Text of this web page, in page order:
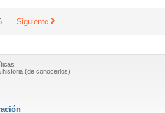
Siguiente
historia (de conocerlos)